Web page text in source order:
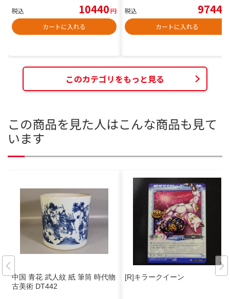
税込 10440円
カートに入れる
税込 9744
カートに入れる
このカテゴリをもっと見る
この商品を見た人はこんな商品も見て
います
中国 青花 武人紋 紙 筆筒 時代物
古美術 DT442
[R]キラークイーン